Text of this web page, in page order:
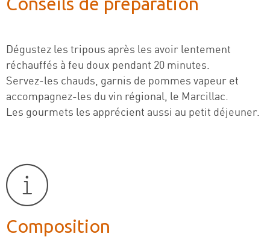
Dégustez les tripous après les avoir lentement
réchauffés à feu doux pendant 20 minutes.
Servez-les chauds, garnis de pommes vapeur et
accompagnez-les du vin régional, le Marcillac.
Les gourmets les apprécient aussi au petit déjeuner.
Composition